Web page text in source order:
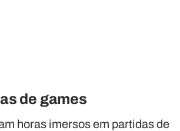
de games
horas imersos em partidas de